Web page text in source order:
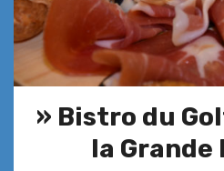
» Bistro du
la Grande